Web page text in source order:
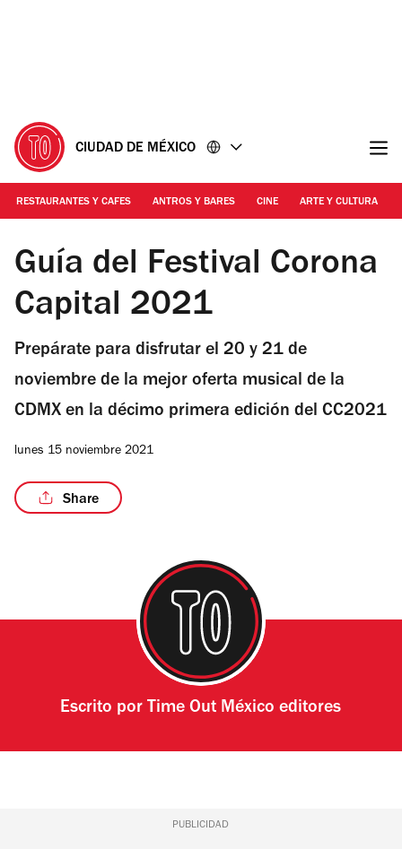
CIUDAD DE MÉXICO
RESTAURANTES Y CAFES ANTROS Y BARES CINE ARTE Y CULTURA
Foto: Dayan Álvarez
Guía del Festival Corona
Capital 2021
Prepárate para disfrutar el 20 y 21 de
noviembre de la mejor oferta musical de la
CDMX en la décimo primera edición del CC2021
lunes 15 noviembre 2021
Share
Escrito por Time Out México editores
PUBLICIDAD